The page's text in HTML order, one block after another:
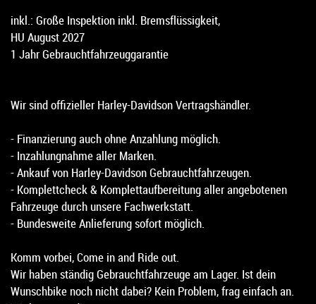
inkl.: Große Inspektion inkl. Bremsflüssigkeit,
HU August 2027
1 Jahr Gebrauchtfahrzeuggarantie
Wir sind offizieller Harley-Davidson Vertragshändler.
- Finanzierung auch ohne Anzahlung möglich.
- Inzahlungnahme aller Marken.
- Ankauf von Harley-Davidson Gebrauchtfahrzeugen.
- Komplettcheck & Komplettaufbereitung aller angebotenen
Fahrzeuge durch unsere Fachwerkstatt.
- Bundesweite Anlieferung sofort möglich.
Komm vorbei, Come in and Ride out.
Wir haben ständig Gebrauchtfahrzeuge am Lager. Ist dein
Wunschbike noch nicht dabei? Kein Problem, frag einfach an.